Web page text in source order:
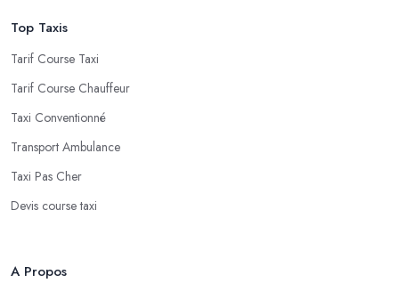
Top Taxis
Tarif Course Taxi
Tarif Course Chauffeur
Taxi Conventionné
Transport Ambulance
Taxi Pas Cher
Devis course taxi
A Propos